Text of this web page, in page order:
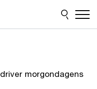
morgondagens